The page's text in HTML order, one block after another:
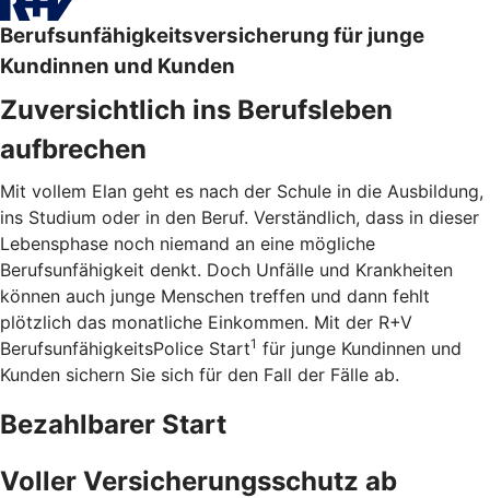
Berufsunfähigkeitsversicherung für junge
Kundinnen und Kunden
Zuversichtlich ins Berufsleben
aufbrechen
Mit vollem Elan geht es nach der Schule in die Ausbildung,
ins Studium oder in den Beruf. Verständlich, dass in dieser
Lebensphase noch niemand an eine mögliche
Berufsunfähigkeit denkt. Doch Unfälle und Krankheiten
können auch junge Menschen treffen und dann fehlt
plötzlich das monatliche Einkommen. Mit der R+V
BerufsunfähigkeitsPolice Start1 für junge Kundinnen und
Kunden sichern Sie sich für den Fall der Fälle ab.
Bezahlbarer Start
Voller Versicherungsschutz ab